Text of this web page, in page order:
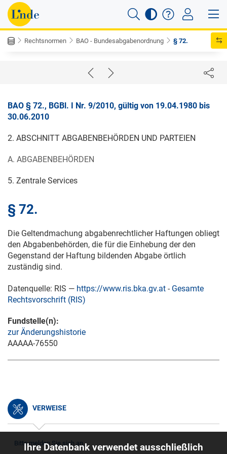
Rechtsnormen BAO - Bundesabgabenordnung § 72.
BAO § 72., BGBl. I Nr. 9/2010, gültig von 19.04.1980 bis
30.06.2010
2. ABSCHNITT ABGABENBEHÖRDEN UND PARTEIEN
A. ABGABENBEHÖRDEN
5. Zentrale Services
§ 72.
Die Geltendmachung abgabenrechtlicher Haftungen obliegt
den Abgabenbehörden, die für die Einhebung der den
Gegenstand der Haftung bildenden Abgabe örtlich
zuständig sind.
Datenquelle: RIS — https://www.ris.bka.gv.at - Gesamte
Rechtsvorschrift (RIS)
Fundstelle(n):
zur Änderungshistorie
AAAAA-76550
VERWEISE
Bitte melden Sie sich an.
Ihre Datenbank verwendet ausschließlich